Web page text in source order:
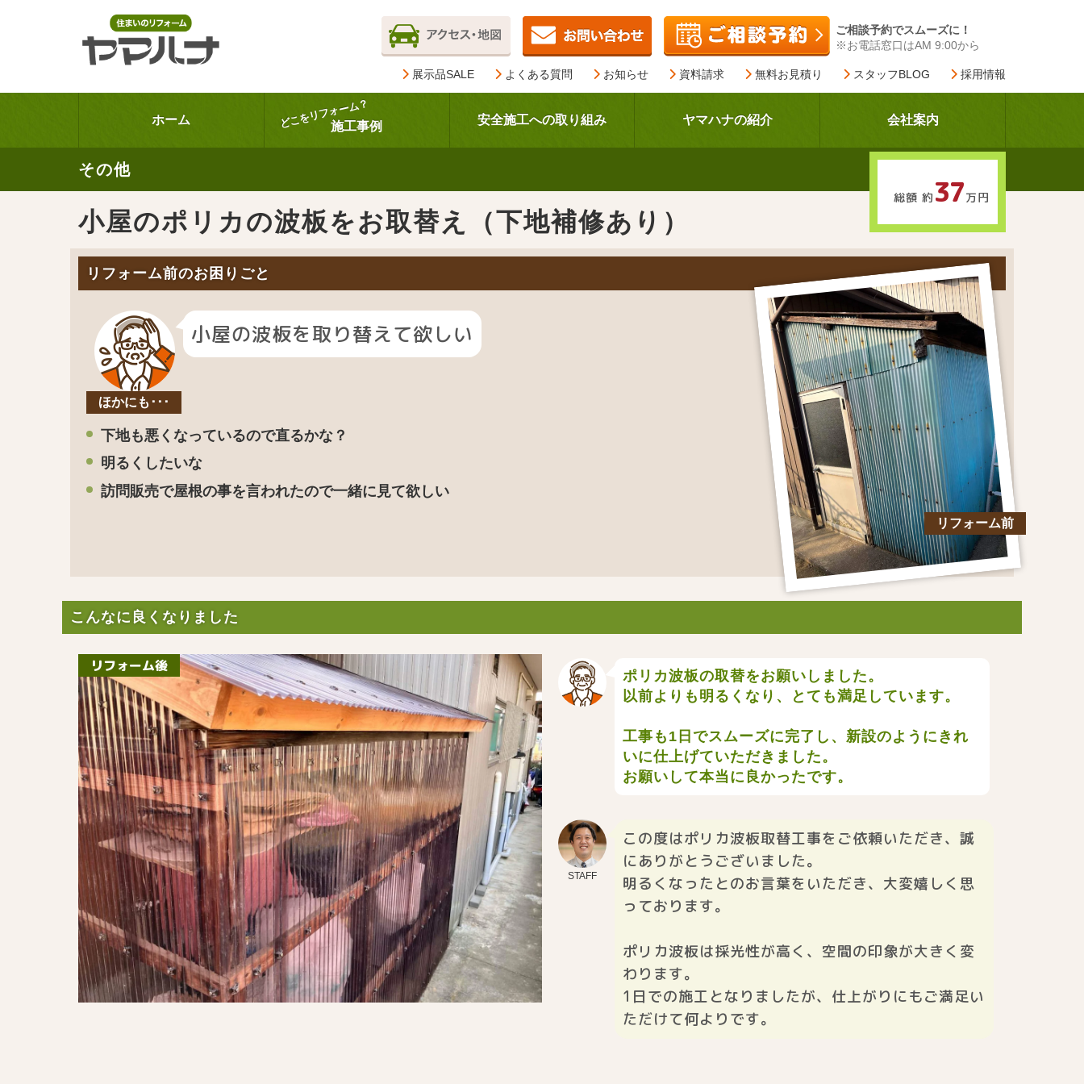
ご相談予約でスムーズに！
※お電話窓口はAM 9:00から
展示品SALE よくある質問 お知らせ 資料請求 無料お見積り スタッフBLOG 採用情報
ホーム どこをリフォーム？
施工事例 安全施工への取り組み ヤマハナの紹介 会社案内
その他
小屋のポリカの波板をお取替え（下地補修あり）
総額 約 37万円
リフォーム前のお困りごと
リフォーム前
小屋の波板を取り替えて欲しい
ほかにも･･･
下地も悪くなっているので直るかな？
明るくしたいな
訪問販売で屋根の事を言われたので一緒に見て欲しい
こんなに良くなりました
リフォーム後
ポリカ波板の取替をお願いしました。
以前よりも明るくなり、とても満足しています。
工事も1日でスムーズに完了し、新設のようにきれ
いに仕上げていただきました。
お願いして本当に良かったです。
STAFF
この度はポリカ波板取替工事をご依頼いただき、誠
にありがとうございました。
明るくなったとのお言葉をいただき、大変嬉しく思
っております。
ポリカ波板は採光性が高く、空間の印象が大きく変
わります。
1日での施工となりましたが、仕上がりにもご満足い
ただけて何よりです。